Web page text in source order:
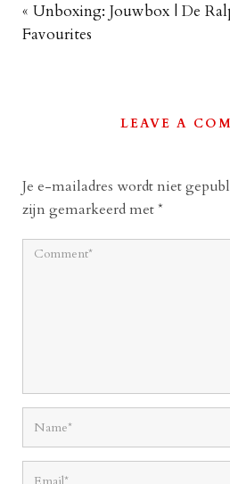
« Unboxing: Jouwbox | De
Favourites
LEAVE A
Je e-mailadres wordt niet
zijn gemarkeerd met*